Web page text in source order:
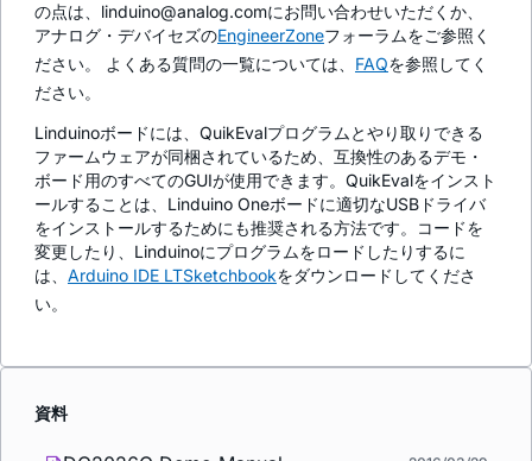
の点は、linduino@analog.comにお問い合わせいただくか、
アナログ・デバイセズのEngineerZoneフォーラムをご参照く
ださい。 よくある質問の一覧については、 FAQを参照してく
ださい。
Linduinoボードには、QuikEvalプログラムとやり取りできる
ファームウェアが同梱されているため、互換性のあるデモ・
ボード用のすべてのGUIが使用できます。QuikEvalをインスト
ールすることは、Linduino Oneボードに適切なUSBドライバ
をインストールするためにも推奨される方法です。コードを
変更したり、Linduinoにプログラムをロードしたりするに
は、 Arduino IDE LTSketchbookをダウンロードしてくださ
い。
資料